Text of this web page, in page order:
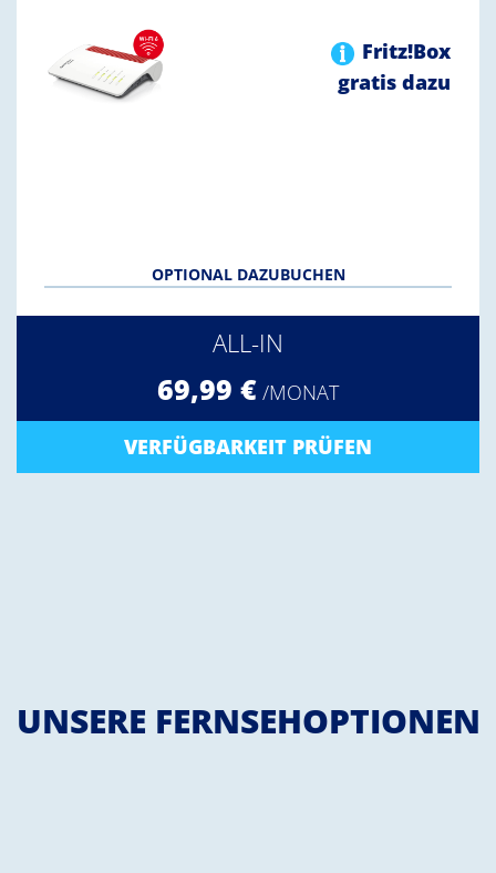
Fritz!Box
gratis dazu
OPTIONAL DAZUBUCHEN
ALL-IN
69,99 € /MONAT
VERFÜGBARKEIT PRÜFEN
UNSERE FERNSEHOPTIONEN